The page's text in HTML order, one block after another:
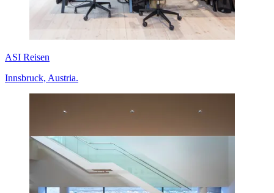
ASI Reisen
Innsbruck, Austria.